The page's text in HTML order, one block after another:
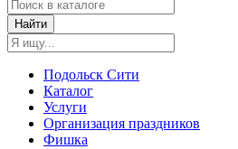
Найти
Подольск Сити
Каталог
Услуги
Организация праздников
Фишка